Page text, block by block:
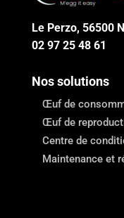
Le Perzo, 56500
02 97 25 48 61
Nos solutions
Œuf de
Œuf de
Centre de
Maintenance et